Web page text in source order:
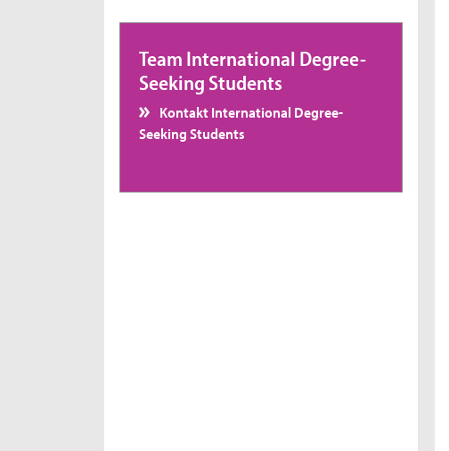
Team International Degree-
Seeking Students
Kontakt International Degree-
Seeking Students